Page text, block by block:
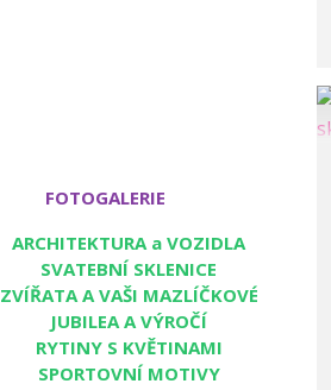
FOTOGALERIE
ARCHITEKTURA a VOZIDLA
SVATEBNÍ SKLENICE
ZVÍŘATA A VAŠI MAZLÍČKOVÉ
JUBILEA A VÝROČÍ
RYTINY S KVĚTINAMI
SPORTOVNÍ MOTIVY